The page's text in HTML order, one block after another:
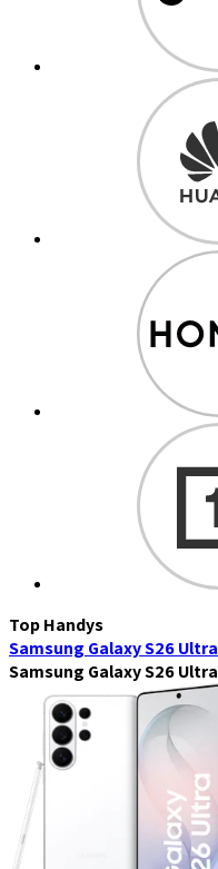
Top Handys
Samsung Galaxy S26 Ultra
Samsung Galaxy S26 Ultra